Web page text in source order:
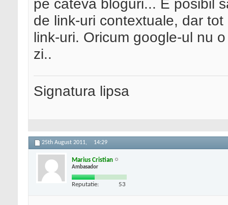
pe cateva bloguri... E posibil
de link-uri contextuale, dar
link-uri. Oricum google-ul nu
zi..
Signatura lipsa
25th August 2011, 14:29
Marius Cristian
Ambasador
Reputatie: 53